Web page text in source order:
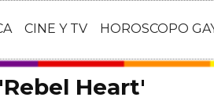
CINE Y TV HOROSCOPO
Heart'